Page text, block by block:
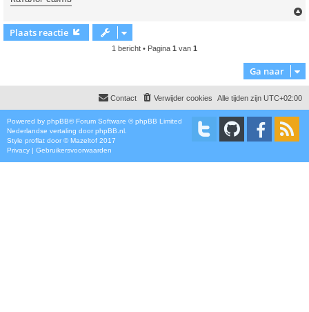
Plaats reactie
1 bericht • Pagina 1 van 1
Ga naar
Alle tijden zijn UTC+02:00
Verwijder cookies
Contact
Powered by phpBB® Forum Software © phpBB Limited
Nederlandse vertaling door phpBB.nl
Style proflat door ©Mazeltof 2017
Privacy | Gebruikersvoorwaarden